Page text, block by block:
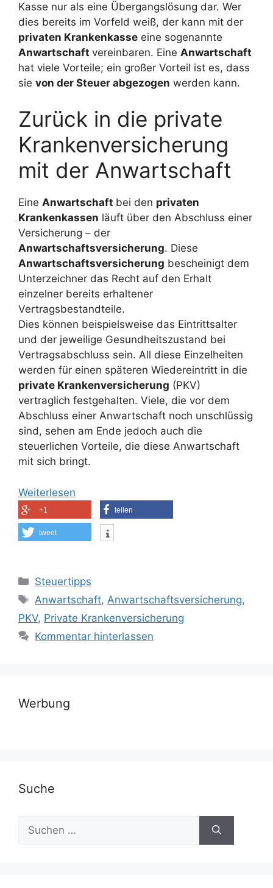
Kasse nur als eine Übergangslösung dar. Wer
dies bereits im Vorfeld weiß, der kann mit der
privaten Krankenkasse eine sogenannte
Anwartschaft vereinbaren. Eine Anwartschaft
hat viele Vorteile; ein großer Vorteil ist es, dass
sie von der Steuer abgezogen werden kann.
Zurück in die private
Krankenversicherung
mit der Anwartschaft
Eine Anwartschaft bei den privaten
Krankenkassen läuft über den Abschluss einer
Versicherung – der
Anwartschaftsversicherung. Diese
Anwartschaftsversicherung bescheinigt dem
Unterzeichner das Recht auf den Erhalt
einzelner bereits erhaltener
Vertragsbestandteile.
Dies können beispielsweise das Eintrittsalter
und der jeweilige Gesundheitszustand bei
Vertragsabschluss sein. All diese Einzelheiten
werden für einen späteren Wiedereintritt in die
private Krankenversicherung (PKV)
vertraglich festgehalten. Viele, die vor dem
Abschluss einer Anwartschaft noch unschlüssig
sind, sehen am Ende jedoch auch die
steuerlichen Vorteile, die diese Anwartschaft
mit sich bringt.
Weiterlesen
+1 teilen
tweet
Kategorien
Steuertipps
Schlagwörter
Anwartschaft, Anwartschaftsversicherung,
PKV, Private Krankenversicherung
Kommentar hinterlassen
Werbung
Suche
nach: